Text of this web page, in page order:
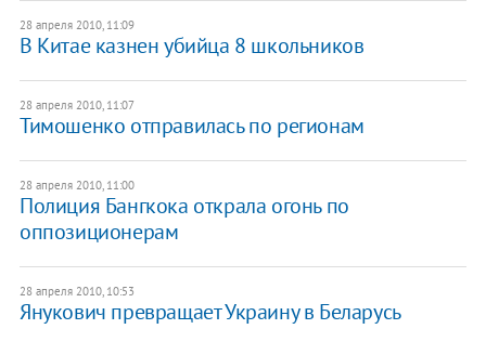
28 апреля 2010, 11:09
В Китае казнен убийца 8 школьников
28 апреля 2010, 11:07
Тимошенко отправилась по регионам
28 апреля 2010, 11:00
Полиция Бангкока открала огонь по
оппозиционерам
28 апреля 2010, 10:53
Янукович превращает Украину в Беларусь